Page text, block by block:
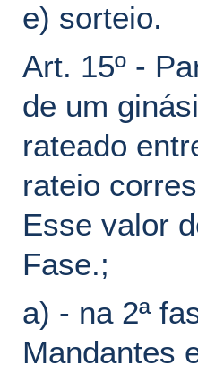
e) sorteio.
Art. 15º -
de um
rateado
rateio
Esse valor
Fase.;
a) - na 2ª
Mandantes